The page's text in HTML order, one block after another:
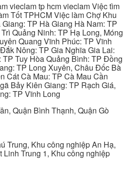
vieclam tp hcm vieclam Việc tìm
Tốt TPHCM Việc làm Chợ Khu
TP Hà Giang Hà Nam: TP
Quảng Ninh: TP Hạ Long, Móng
Quang Vĩnh Phúc: TP Vĩnh
Nông: TP Gia Nghĩa Gia Lai:
Tuy Hòa Quảng Bình: TP Đồng
TP Long Xuyên, Châu Đốc Bà
Cát Cà Mau: TP Cà Mau Cần
Bảy Kiên Giang: TP Rạch Giá,
TP Vĩnh Long
Quận Bình Thạnh, Quận Gò
Trung, Khu công nghiệp An Hạ,
Trung 1, Khu công nghiệp